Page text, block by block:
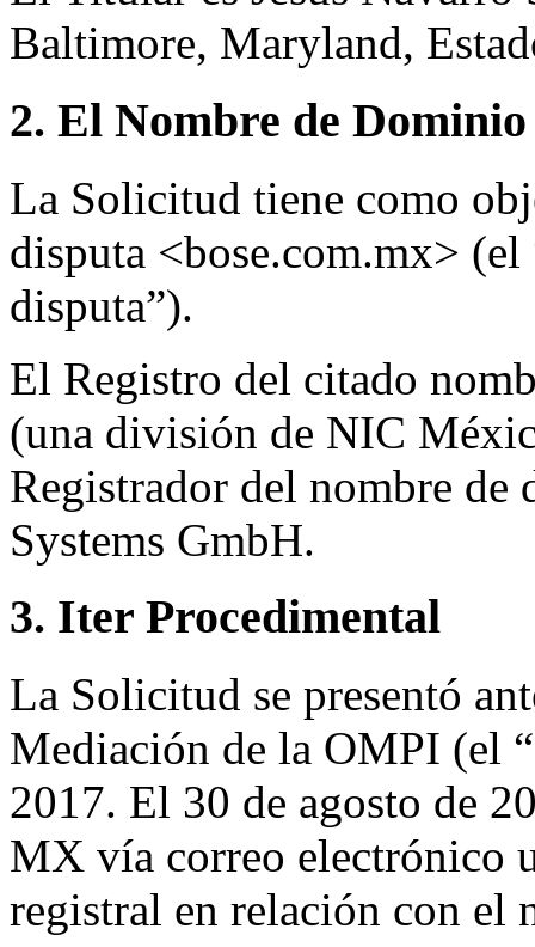
Baltimore, Maryland,
2. El Nombre de
La Solicitud tiene como
disputa <bose.com.mx>
disputa”).
El Registro del citado
(una división de NIC
Registrador del nombre
Systems GmbH.
3. Iter Procedimental
La Solicitud se presentó
Mediación de la OMPI (el
2017. El 30 de agosto de
MX vía correo electrónico
registral en relación con el